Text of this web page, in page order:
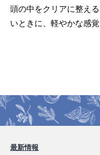
頭の中をクリアに整える
いときに、軽やかな感
最新情報